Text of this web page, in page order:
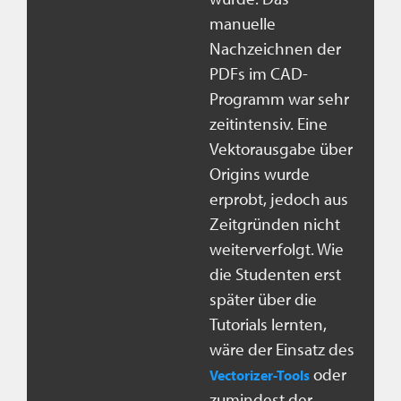
manuelle
Nachzeichnen der
PDFs im CAD-
Programm war sehr
zeitintensiv. Eine
Vektorausgabe über
Origins wurde
erprobt, jedoch aus
Zeitgründen nicht
weiterverfolgt. Wie
die Studenten erst
später über die
Tutorials lernten,
wäre der Einsatz des
Vectorizer-Tools oder